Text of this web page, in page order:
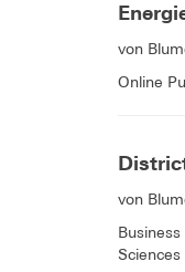
von
Online
von